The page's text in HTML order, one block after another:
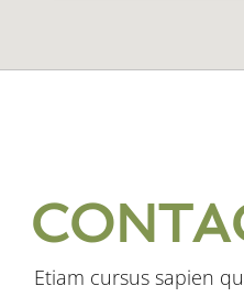
Etiam cursus sapien